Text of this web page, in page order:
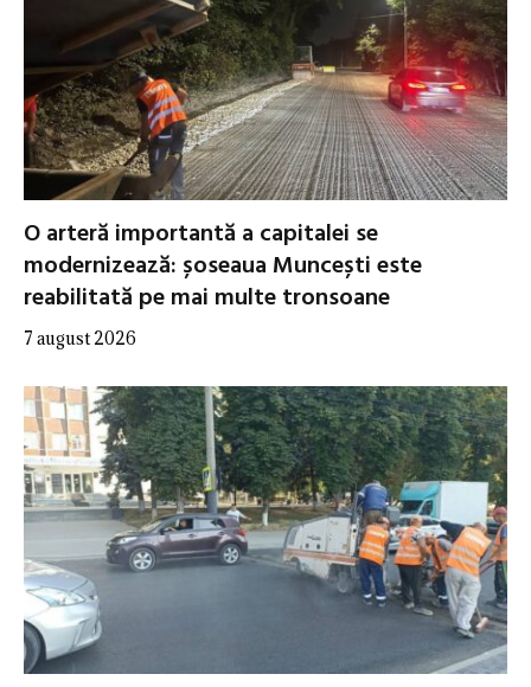
O arteră importantă a capitalei se
modernizează: șoseaua Muncești este
reabilitată pe mai multe tronsoane
7 august 2026